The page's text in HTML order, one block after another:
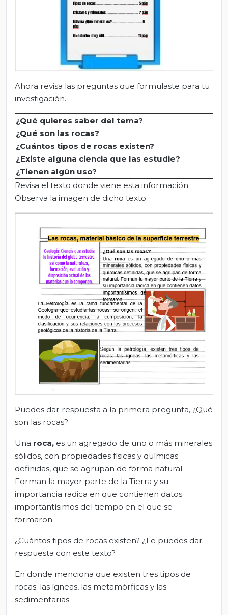
Ahora revisa las preguntas que formulaste para tu
investigación.
¿Qué quieres saber del tema?
¿Qué son las rocas?
¿Cuántos tipos de rocas existen?
¿Existe alguna ciencia que las estudie?
¿Tienen algún uso?
Revisa el texto donde viene esta información.
Observa la imagen de dicho texto.
Puedes dar respuesta a la primera pregunta, ¿Qué
son las rocas?
Una roca, es un agregado de uno o más minerales
sólidos, con propiedades físicas y químicas
definidas, que se agrupan de forma natural.
Forman la mayor parte de la Tierra y su
importancia radica en que contienen datos
importantísimos del tiempo en el que se
formaron.
¿Cuántos tipos de rocas existen? ¿Le puedes dar
respuesta con este texto?
En donde menciona que existen tres tipos de
rocas: las ígneas, las metamórficas y las
sedimentarias.